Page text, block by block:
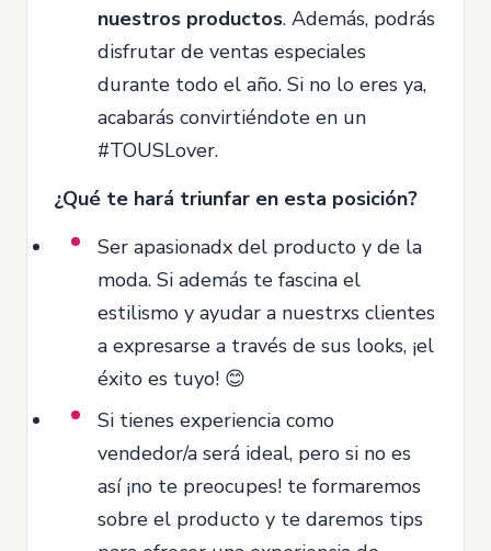
nuestros productos. Además, podrás
disfrutar de ventas especiales
durante todo el año. Si no lo eres ya,
acabarás convirtiéndote en un
#TOUSLover.
¿Qué te hará triunfar en esta posición?
Ser apasionadx del producto y de la
moda. Si además te fascina el
estilismo y ayudar a nuestrxs clientes
a expresarse a través de sus looks, ¡el
éxito es tuyo! 😊
Si tienes experiencia como
vendedor/a será ideal, pero si no es
así ¡no te preocupes! te formaremos
sobre el producto y te daremos tips